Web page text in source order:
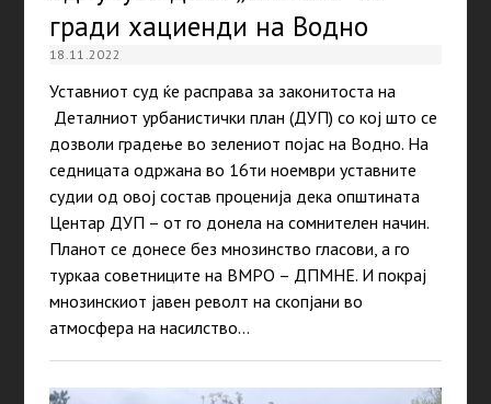
гради хациенди на Водно
18.11.2022
Уставниот суд ќе расправа за законитоста на
Деталниот урбанистички план (ДУП) со кој што се
дозволи градење во зелениот појас на Водно. На
седницата одржана во 16ти ноември уставните
судии од овој состав проценија дека општината
Центар ДУП – от го донела на сомнителен начин.
Планот се донесе без мнозинство гласови, а го
туркаа советниците на ВМРО – ДПМНЕ. И покрај
мнозинскиот јавен револт на скопјани во
атмосфера на насилство…